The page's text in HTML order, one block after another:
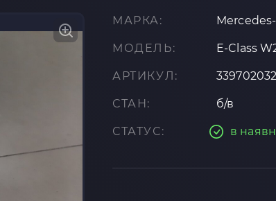
МАРКА:
МОДЕЛЬ: E-Class
АРТИКУЛ:
СТАН: б/в
СТАТУС: в